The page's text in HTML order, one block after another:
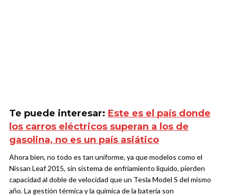
Te puede interesar: Este es el país donde
los carros eléctricos superan a los de
gasolina, no es un país asiático
Ahora bien, no todo es tan uniforme, ya que modelos como el
Nissan Leaf 2015, sin sistema de enfriamiento líquido, pierden
capacidad al doble de velocidad que un Tesla Model S del mismo
año. La gestión térmica y la química de la batería son